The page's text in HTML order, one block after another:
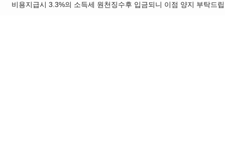
비용지급시 3.3%의 소득세 원천징수후 입금되니 이점 양지 부탁드